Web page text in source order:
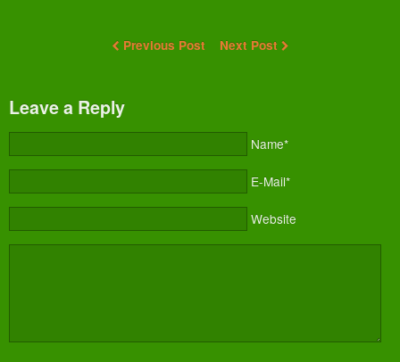
Previous Post Next Post
Leave a Reply
Name*
E-Mail*
Website